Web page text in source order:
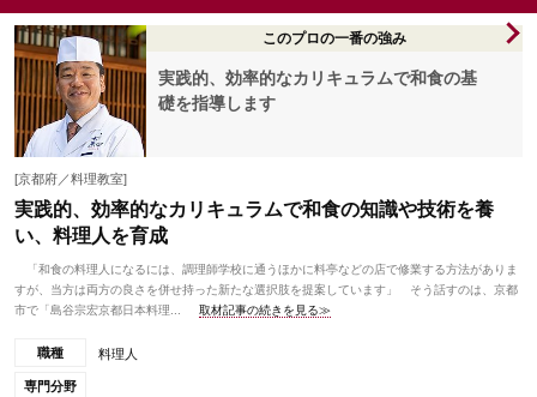
このプロの一番の強み
実践的、効率的なカリキュラムで和食の基
礎を指導します
[京都府／料理教室]
実践的、効率的なカリキュラムで和食の知識や技術を養
い、料理人を育成
「和食の料理人になるには、調理師学校に通うほかに料亭などの店で修業する方法がありま
すが、当方は両方の良さを併せ持った新たな選択肢を提案しています」 そう話すのは、京都
市で「島谷宗宏京都日本料理...
取材記事の続きを見る≫
職種 料理人
専門分野